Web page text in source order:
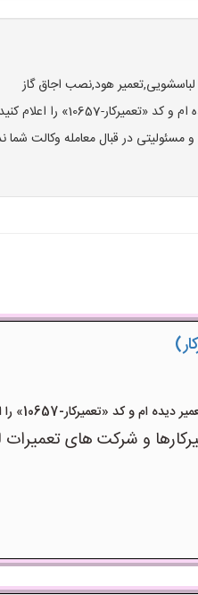
لباسشویی,تعمیر هود,نصب اجاق گاز
را اعلام کنید»
در قبال معامله وکالت شما
10657» را اعلام کنید»
و شرکت های تعمیرات